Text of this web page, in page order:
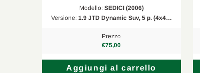
Modello: SEDICI (2006)
Versione: 1.9 JTD Dynamic Suv, 5 p. (4x4…
Prezzo
€75,00
Aggiungi al carrello